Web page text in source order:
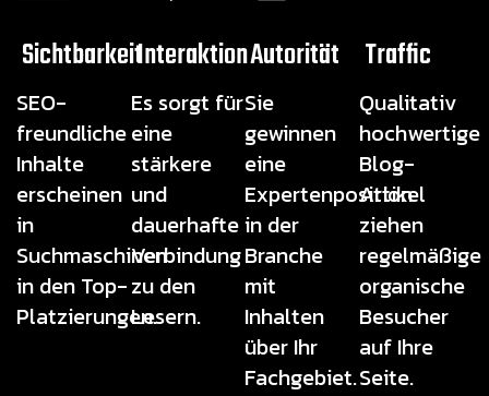
Sichtbarkeit
SEO-
freundliche
Inhalte
erscheinen
in
Suchmaschinen
in den Top-
Platzierungen.
Interaktion
Es sorgt für
eine
stärkere
und
dauerhafte
Verbindung
zu den
Lesern.
Autorität
Sie
gewinnen
eine
Expertenposition
in der
Branche
mit
Inhalten
über Ihr
Fachgebiet.
Traffic
Qualitativ
hochwertige
Blog-
Artikel
ziehen
regelmäßige
organische
Besucher
auf Ihre
Seite.